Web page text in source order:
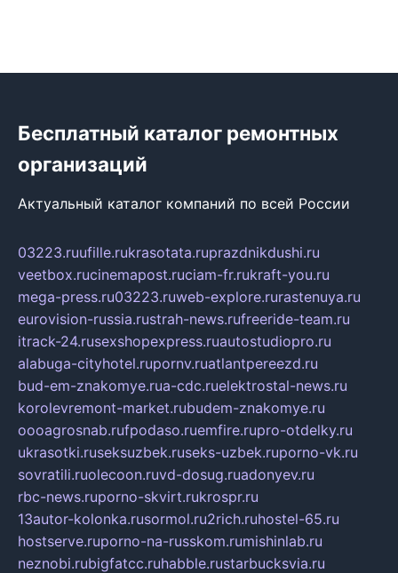
Бесплатный каталог ремонтных
организаций
Актуальный каталог компаний по всей России
03223.ruufille.rukrasotata.ruprazdnikdushi.ru
veetbox.rucinemapost.ruciam-fr.rukraft-you.ru
mega-press.ru03223.ruweb-explore.rurastenuya.ru
eurovision-russia.rustrah-news.rufreeride-team.ru
itrack-24.rusexshopexpress.ruautostudiopro.ru
alabuga-cityhotel.rupornv.ruatlantpereezd.ru
bud-em-znakomye.rua-cdc.ruelektrostal-news.ru
korolevremont-market.rubudem-znakomye.ru
oooagrosnab.rufpodaso.ruemfire.rupro-otdelky.ru
ukrasotki.ruseksuzbek.ruseks-uzbek.ruporno-vk.ru
sovratili.ruolecoon.ruvd-dosug.ruadonyev.ru
rbc-news.ruporno-skvirt.rukrospr.ru
13autor-kolonka.rusormol.ru2rich.ruhostel-65.ru
hostserve.ruporno-na-russkom.rumishinlab.ru
neznobi.rubigfatcc.ruhabble.rustarbucksvia.ru